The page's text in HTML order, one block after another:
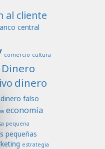
al cliente
central
comercio cultura
Dinero
dinero
dinero falso
economía
pequena
pequeñas
estrategia